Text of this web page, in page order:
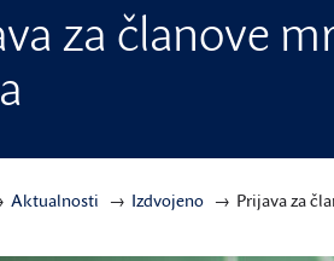
za članove
Aktualnosti Izdvojeno Prijava za